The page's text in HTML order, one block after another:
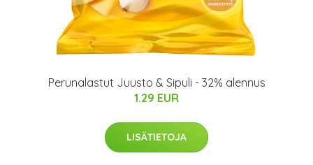
Perunalastut Juusto & Sipuli - 32% alennus
1.29 EUR
LISÄTIETOJA